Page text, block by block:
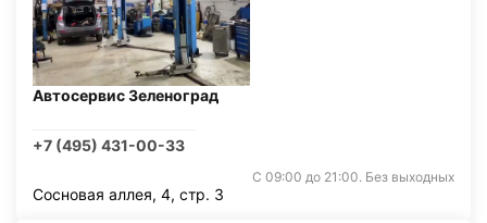
Автосервис Зеленоград
+7 (495) 431-00-33
С 09:00 до 21:00. Без выходных
Сосновая аллея, 4, стр. 3